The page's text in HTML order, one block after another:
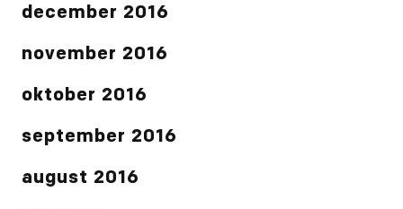
december 2016
november 2016
oktober 2016
september 2016
august 2016